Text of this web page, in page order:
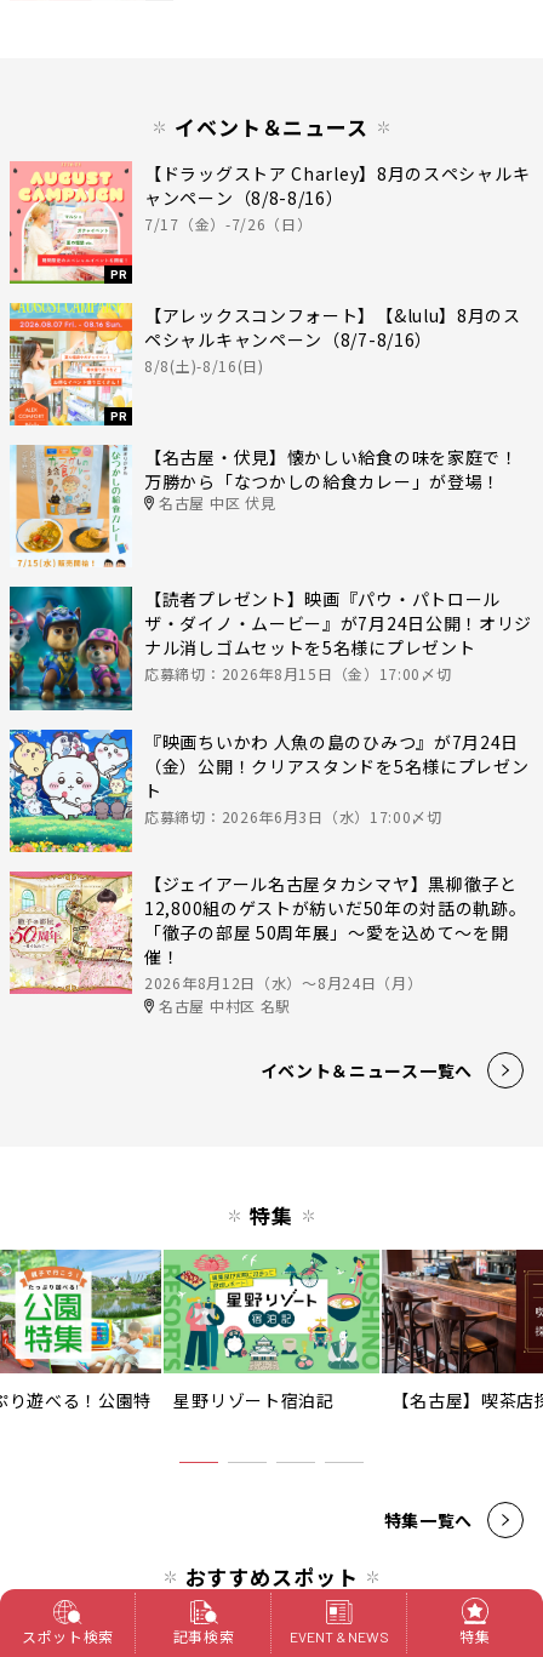
イベント＆ニュース
PR
【ドラッグストア Charley】8月のスペシャルキ
ャンペーン（8/8-8/16）
7/17（金）-7/26（日）
PR
【アレックスコンフォート】【&lulu】8月のス
ペシャルキャンペーン（8/7-8/16）
8/8(土)-8/16(日)
【名古屋・伏見】懐かしい給食の味を家庭で！
万勝から「なつかしの給食カレー」が登場！
名古屋 中区 伏見
【読者プレゼント】映画『パウ・パトロール
ザ・ダイノ・ムービー』が7月24日公開！オリジ
ナル消しゴムセットを5名様にプレゼント
応募締切：2026年8月15日（金）17:00〆切
『映画ちいかわ 人魚の島のひみつ』が7月24日
（金）公開！クリアスタンドを5名様にプレゼン
ト
応募締切：2026年6月3日（水）17:00〆切
【ジェイアール名古屋タカシマヤ】黒柳徹子と
12,800組のゲストが紡いだ50年の対話の軌跡。
「徹子の部屋 50周年展」～愛を込めて～を開
催！
2026年8月12日（水）〜8月24日（月）
名古屋 中村区 名駅
イベント＆ニュース一覧へ
特集
り遊べる！公園特 星野リゾート宿泊記 【名古屋】喫茶店
特集一覧へ
おすすめスポット
愛知県 岐阜県 三重県 静岡県
スポット検索 記事検索 EVENT & NEWS 特集